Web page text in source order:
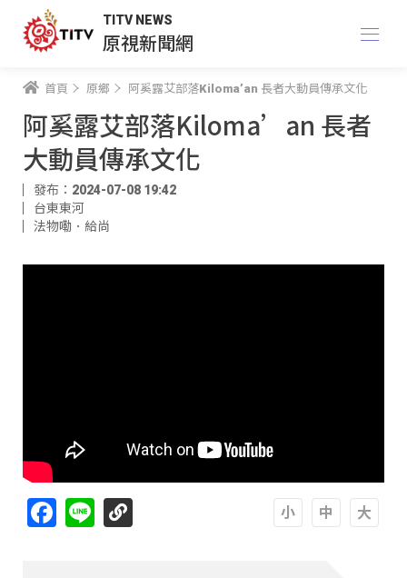
TITV NEWS
原視新聞網
首頁 原鄉 阿奚露艾部落Kiloma’an 長者大動員傳承文化
阿奚露艾部落Kiloma’an 長者
大動員傳承文化
發布：2024-07-08 19:42
台東東河
法物嘞．給尚
Facebook
Line